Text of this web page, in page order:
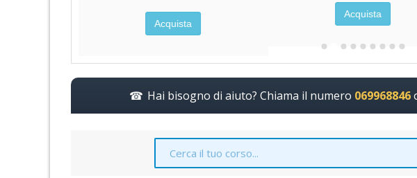
Acquista
Acquista
Hai bisogno di aiuto? Chiama il numero 069968846